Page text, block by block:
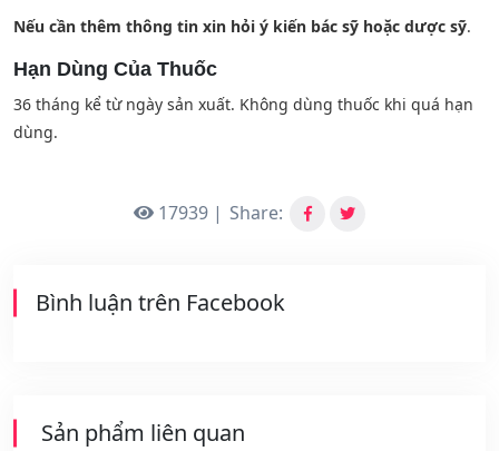
Nếu cần thêm thông tin xin hỏi ý kiến bác sỹ hoặc dược sỹ.
Hạn Dùng Của Thuốc
36 tháng kể từ ngày sản xuất. Không dùng thuốc khi quá hạn
dùng.
17939 | Share:
Bình luận trên Facebook
Sản phẩm liên quan